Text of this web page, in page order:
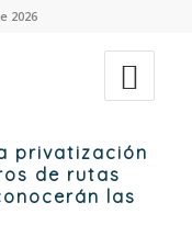
2026
privatización
de rutas
las